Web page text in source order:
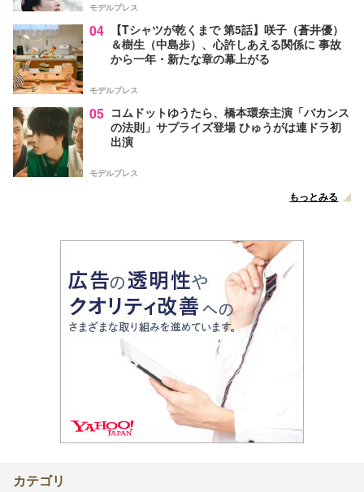
モデルプレス
04
【Tシャツが乾くまで 第5話】咲子（蒼井優）
＆樹生（中島歩）、心許しあえる関係に 事故
から一年・新たな章の幕上がる
モデルプレス
05 コムドットゆうたら、橋本環奈主演「バカンス
の法則」サプライズ登場 ひゅうがは連ドラ初
出演
モデルプレス
もっとみる
カテゴリ